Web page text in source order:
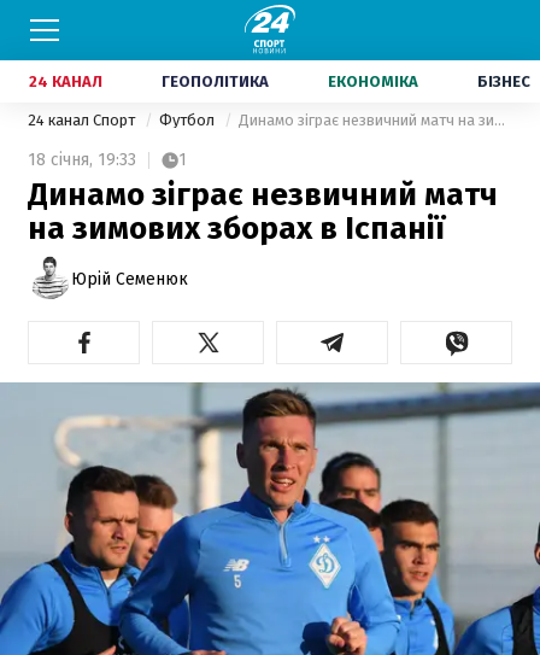
24 КАНАЛ ГЕОПОЛІТИКА ЕКОНОМІКА БІЗНЕС
24 канал Спорт Футбол Динамо зіграє незвичний матч на зимових зборах в Іспанії
18 січня, 19:33 1
Динамо зіграє незвичний матч
на зимових зборах в Іспанії
Юрій Семенюк